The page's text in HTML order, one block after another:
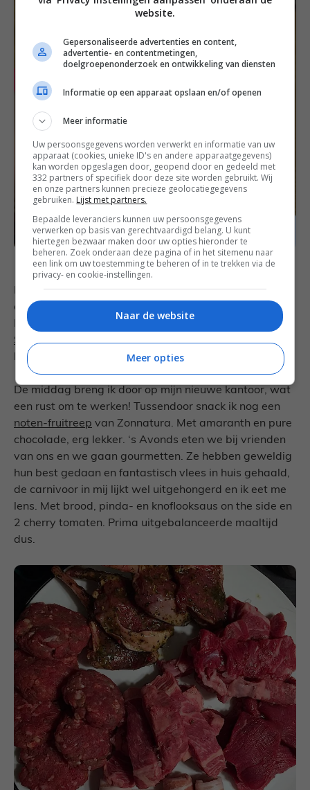
De rest van de ochtend vergaderen we met
cappuccino, water, fruitsap en pure chocoladekoekjes.
De lunch breng ik door met mijn lieve foodfriends
SabineenPaulineen ik eet een vers bereidde en
lekkere uiensoep.
De middag breng ik door op mijn nieuwe kantoor, wat
een rust om te werken! Tussendoor snack ik nog een
noten-fruitreep van Zonnatura. Met amaranth en pure
chocolade, erg lekker. ‘s Avonds eten we bij vrienden
van ons en we gaan gourmetten. Ze hebben geweldig
hun best gedaan en fantastisch vlees in huis gehaald,
de carnivoor in mij lijkt wel uitgehongerd en ik eet me
lens. Met brood, pinda- en knoflooksaus on the side en
2 cherry tomaten. Prima uitgebalanceerde maaltijd
dus.
website.
Gepersonaliseerde advertenties en content,
advertentie- en contentmetingen,
doelgroepenonderzoek en ontwikkeling van diensten
Informatie op een apparaat opslaan en/of openen
Meer informatie
Uw persoonsgegevens worden verwerkt en informatie van uw
apparaat (cookies, unieke ID's en andere apparaatgegevens)
kan worden opgeslagen door, geopend door en gedeeld met
332 partners of specifiek door deze site worden gebruikt. Wij
en onze partners kunnen precieze geolocatiegegevens
gebruiken. Lijst met partners.
Bepaalde leveranciers kunnen uw persoonsgegevens
verwerken op basis van gerechtvaardigd belang. U kunt
hiertegen bezwaar maken door uw opties hieronder te
beheren. Zoek onderaan deze pagina of in het sitemenu naar
een link om uw toestemming te beheren of in te trekken via de
privacy- en cookie-instellingen.
Naar de website
Meer opties